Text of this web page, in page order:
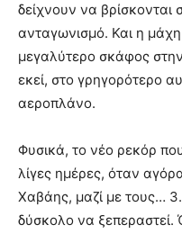
δείχνουν να βρίσκονται
ανταγωνισμό. Και η μάχη
μεγαλύτερο σκάφος
εκεί, στο γρηγορότερο
αεροπλάνο.
Φυσικά, το νέο ρεκόρ
λίγες ημέρες, όταν
Χαβάης, μαζί με τους…
δύσκολο να ξεπεραστεί.